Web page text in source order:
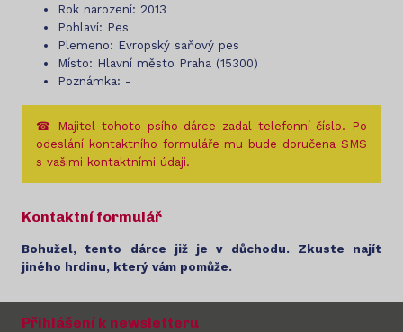
Rok narození: 2013
Pohlaví: Pes
Plemeno: Evropský saňový pes
Místo: Hlavní město Praha (15300)
Poznámka: -
☎ Majitel tohoto psího dárce zadal telefonní číslo. Po
odeslání kontaktního formuláře mu bude doručena SMS
s vašimi kontaktními údaji.
Kontaktní formulář
Bohužel, tento dárce již je v důchodu. Zkuste najít
jiného hrdinu, který vám pomůže.
Přihlášení k newsletteru